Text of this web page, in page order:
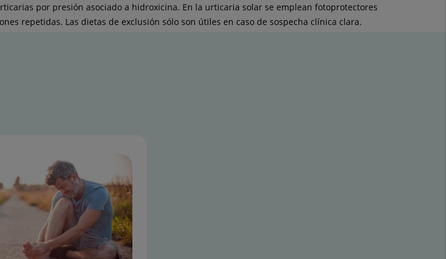
por presión asociado a hidroxicina. En la urticaria solar se emplean fotoprotectores
repetidas. Las dietas de exclusión sólo son útiles en caso de sospecha clínica clara.